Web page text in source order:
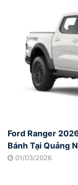
Ford Ranger
Bánh Tại Quảng
01/03/2026